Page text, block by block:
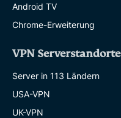
Android TV
Chrome-Erweiterung
VPN Serverstandorte
Server in 113 Ländern
USA-VPN
UK-VPN